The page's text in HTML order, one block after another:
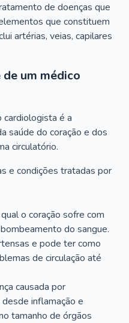
de doenças que
que constituem
artérias, veias, capilares
um médico
cardiologista é a
saúde do coração e dos
circulatório.
e condições tratadas por
o coração sofre com
do sangue.
e pode ter como
de circulação até
causada por
inflamação e
tamanho de órgãos